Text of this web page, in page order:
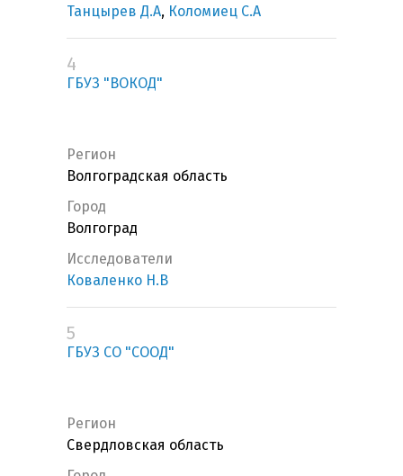
Танцырев Д.А, Коломиец С.А
4
ГБУЗ "ВОКОД"
Регион
Волгоградская область
Город
Волгоград
Исследователи
Коваленко Н.В
5
ГБУЗ СО "СООД"
Регион
Свердловская область